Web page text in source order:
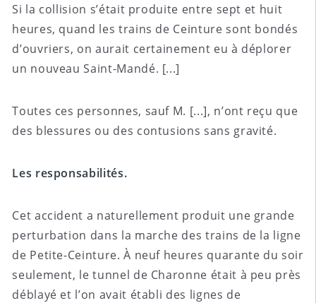
Si la collision s’était produite entre sept et huit
heures, quand les trains de Ceinture sont bondés
d’ouvriers, on aurait certainement eu à déplorer
un nouveau Saint-Mandé. [...]
Toutes ces personnes, sauf M. [...], n’ont reçu que
des blessures ou des contusions sans gravité.
Les responsabilités.
Cet accident a naturellement produit une grande
perturbation dans la marche des trains de la ligne
de Petite-Ceinture. À neuf heures quarante du soir
seulement, le tunnel de Charonne était à peu près
déblayé et l’on avait établi des lignes de